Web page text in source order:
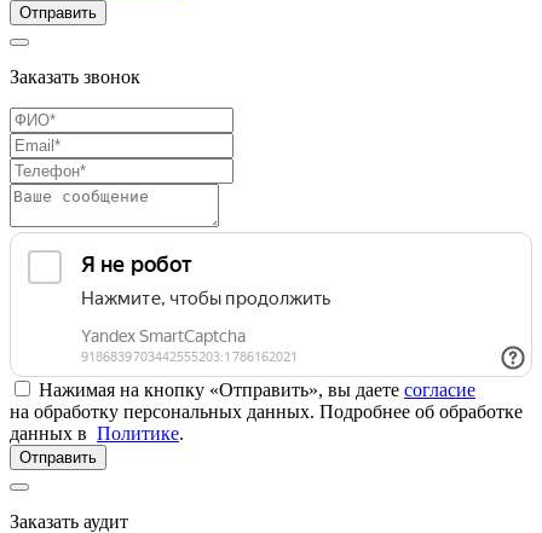
Отправить
Заказать звонок
Нажимая на кнопку «Отправить», вы даете согласие
на обработку персональных данных. Подробнее об обработке
данных в Политике.
Отправить
Заказать аудит